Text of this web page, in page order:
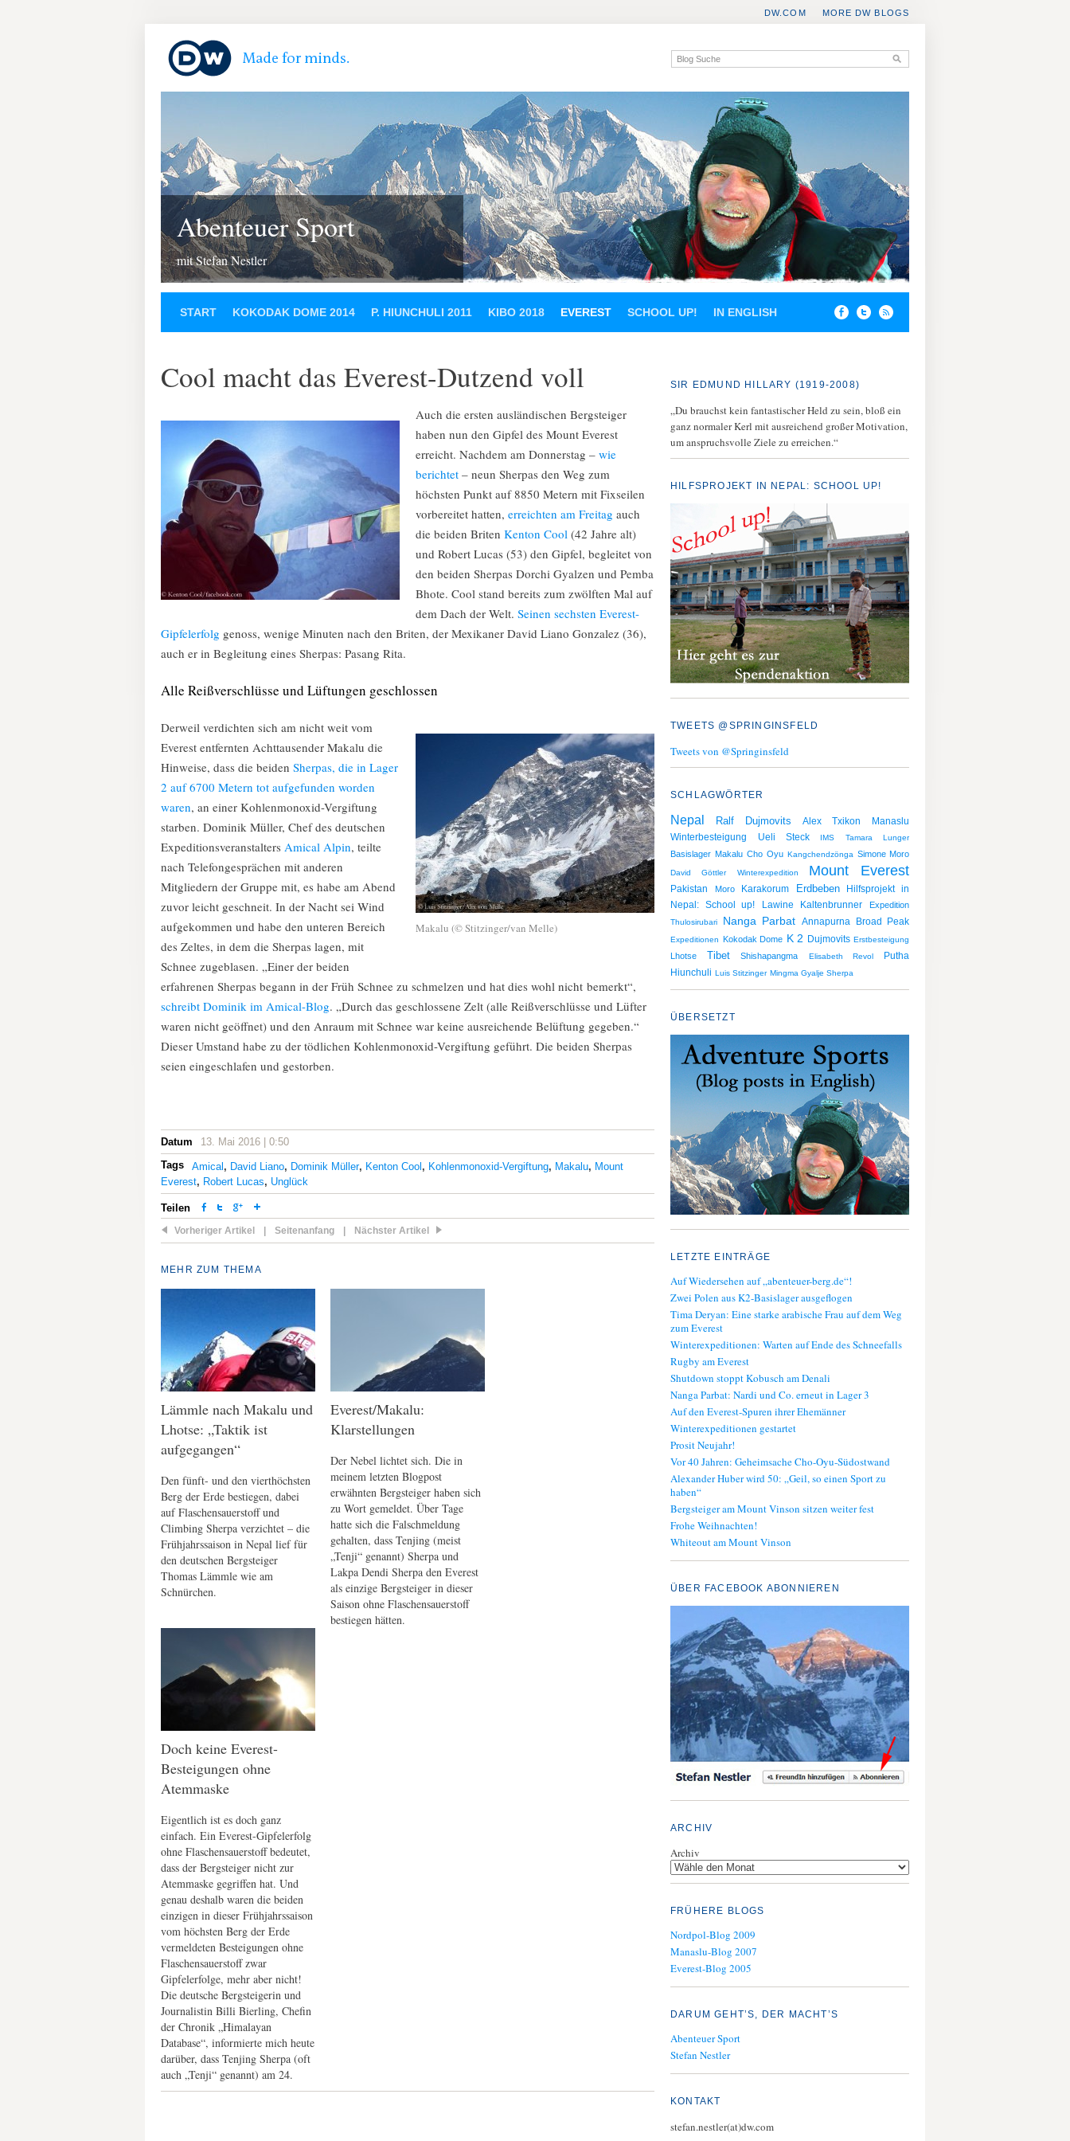
MORE DW BLOGS
DW.COM
Abenteuer Sport
mit Stefan Nestler
START KOKODAK DOME 2014 P. HIUNCHULI 2011 KIBO 2018 EVEREST SCHOOL UP! IN ENGLISH
Cool macht das Everest-Dutzend voll
Auch die ersten ausländischen Bergsteiger
haben nun den Gipfel des Mount Everest
erreicht. Nachdem am Donnerstag – wie
berichtet – neun Sherpas den Weg zum
höchsten Punkt auf 8850 Metern mit Fixseilen
vorbereitet hatten, erreichten am Freitag auch
die beiden Briten Kenton Cool (42 Jahre alt)
und Robert Lucas (53) den Gipfel, begleitet von
den beiden Sherpas Dorchi Gyalzen und Pemba
Bhote. Cool stand bereits zum zwölften Mal auf
dem Dach der Welt. Seinen sechsten Everest-
Gipfelerfolg genoss, wenige Minuten nach den Briten, der Mexikaner David Liano Gonzalez (36),
auch er in Begleitung eines Sherpas: Pasang Rita.
Alle Reißverschlüsse und Lüftungen geschlossen
Makalu (© Stitzinger/van Melle)
Derweil verdichten sich am nicht weit vom
Everest entfernten Achttausender Makalu die
Hinweise, dass die beiden Sherpas, die in Lager
2 auf 6700 Metern tot aufgefunden worden
waren, an einer Kohlenmonoxid-Vergiftung
starben. Dominik Müller, Chef des deutschen
Expeditionsveranstalters Amical Alpin, teilte
nach Telefongesprächen mit anderen
Mitgliedern der Gruppe mit, es habe am Abend
zuvor leicht geschneit. In der Nacht sei Wind
aufgekommen und habe den unteren Bereich
des Zeltes, in dem die Sherpas lagen, mit
Schnee zugeblasen. „Einer der beiden
erfahrenen Sherpas begann in der Früh Schnee zu schmelzen und hat dies wohl nicht bemerkt“,
schreibt Dominik im Amical-Blog. „Durch das geschlossene Zelt (alle Reißverschlüsse und Lüfter
waren nicht geöffnet) und den Anraum mit Schnee war keine ausreichende Belüftung gegeben.“
Dieser Umstand habe zu der tödlichen Kohlenmonoxid-Vergiftung geführt. Die beiden Sherpas
seien eingeschlafen und gestorben.
Datum
13. Mai 2016 | 0:50
Tags
Amical , David Liano, Dominik Müller, Kenton Cool , Kohlenmonoxid-Vergiftung, Makalu, Mount
Everest, Robert Lucas, Unglück
Teilen
Vorheriger Artikel Seitenanfang Nächster Artikel
MEHR ZUM THEMA
Lämmle nach Makalu und
Lhotse: „Taktik ist
aufgegangen“
Den fünft- und den vierthöchsten
Berg der Erde bestiegen, dabei
auf Flaschensauerstoff und
Climbing Sherpa verzichtet – die
Frühjahrssaison in Nepal lief für
den deutschen Bergsteiger
Thomas Lämmle wie am
Schnürchen.
Everest/Makalu:
Klarstellungen
Der Nebel lichtet sich. Die in
meinem letzten Blogpost
erwähnten Bergsteiger haben sich
zu Wort gemeldet. Über Tage
hatte sich die Falschmeldung
gehalten, dass Tenjing (meist
„Tenji“ genannt) Sherpa und
Lakpa Dendi Sherpa den Everest
als einzige Bergsteiger in dieser
Saison ohne Flaschensauerstoff
bestiegen hätten.
Doch keine Everest-
Besteigungen ohne
Atemmaske
Eigentlich ist es doch ganz
einfach. Ein Everest-Gipfelerfolg
ohne Flaschensauerstoff bedeutet,
dass der Bergsteiger nicht zur
Atemmaske gegriffen hat. Und
genau deshalb waren die beiden
einzigen in dieser Frühjahrssaison
vom höchsten Berg der Erde
vermeldeten Besteigungen ohne
Flaschensauerstoff zwar
Gipfelerfolge, mehr aber nicht!
Die deutsche Bergsteigerin und
Journalistin Billi Bierling, Chefin
der Chronik „Himalayan
Database“, informierte mich heute
darüber, dass Tenjing Sherpa (oft
auch „Tenji“ genannt) am 24.
SIR EDMUND HILLARY (1919-2008)
„Du brauchst kein fantastischer Held zu sein, bloß ein
ganz normaler Kerl mit ausreichend großer Motivation,
um anspruchsvolle Ziele zu erreichen.“
HILFSPROJEKT IN NEPAL: SCHOOL UP!
TWEETS @SPRINGINSFELD
Tweets von @Springinsfeld
SCHLAGWÖRTER
Nepal Ralf Dujmovits Alex Txikon
Manaslu
Winterbesteigung
Ueli Steck IMS Tamara Lunger
Basislager Makalu Cho Oyu Kangchendzönga Simone Moro
David Göttler Winterexpedition Mount Everest
Pakistan Moro Karakorum Erdbeben
Hilfsprojekt in
Nepal: School up!
Lawine Kaltenbrunner Expedition
Thulosirubari Nanga Parbat Annapurna Broad Peak
Expeditionen Kokodak Dome K 2 Dujmovits Erstbesteigung
Lhotse Tibet Shishapangma Elisabeth Revol
Putha
Hiunchuli Luis Stitzinger Mingma Gyalje Sherpa
ÜBERSETZT
LETZTE EINTRÄGE
Auf Wiedersehen auf „abenteuer-berg.de“!
Zwei Polen aus K2-Basislager ausgeflogen
Tima Deryan: Eine starke arabische Frau auf dem Weg
zum Everest
Winterexpeditionen: Warten auf Ende des Schneefalls
Rugby am Everest
Shutdown stoppt Kobusch am Denali
Nanga Parbat: Nardi und Co. erneut in Lager 3
Auf den Everest-Spuren ihrer Ehemänner
Winterexpeditionen gestartet
Prosit Neujahr!
Vor 40 Jahren: Geheimsache Cho-Oyu-Südostwand
Alexander Huber wird 50: „Geil, so einen Sport zu
haben“
Bergsteiger am Mount Vinson sitzen weiter fest
Frohe Weihnachten!
Whiteout am Mount Vinson
ÜBER FACEBOOK ABONNIEREN
ARCHIV
Archiv
FRÜHERE BLOGS
Nordpol-Blog 2009
Manaslu-Blog 2007
Everest-Blog 2005
DARUM GEHT’S, DER MACHT’S
Abenteuer Sport
Stefan Nestler
KONTAKT
stefan.nestler(at)dw.com